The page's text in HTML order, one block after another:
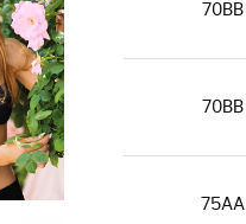
70BB
70BB
75AA